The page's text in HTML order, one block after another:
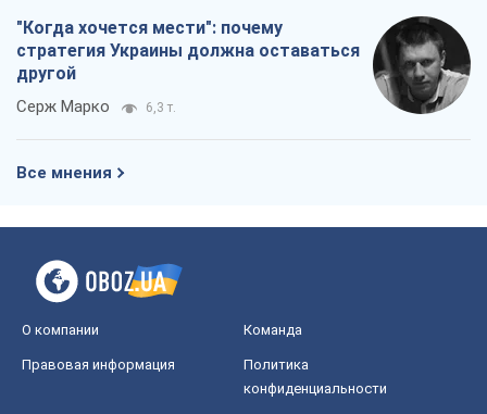
"Когда хочется мести": почему
стратегия Украины должна оставаться
другой
Серж Марко 6,3 т.
Все мнения
О компании Команда
Правовая информация
Политика
конфиденциальности